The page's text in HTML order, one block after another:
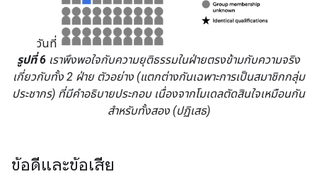
วันที่
รูปที่ 6 เราพึงพอใจกับความยุติธรรมในฝ่ายตรงข้ามกับความจริง
เกี่ยวกับทั้ง 2 ฝ่าย ตัวอย่าง (แตกต่างกันเฉพาะการเป็นสมาชิกกลุ่ม
ประชากร) ที่มีคำอธิบายประกอบ เนื่องจากโมเดลตัดสินใจเหมือนกัน
สำหรับทั้งสอง (ปฏิเสธ)
ข้อดีและข้อเสีย